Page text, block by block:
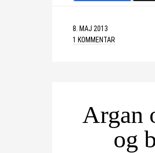
8. MAJ 2013
1 KOMMENTAR
Argan
og